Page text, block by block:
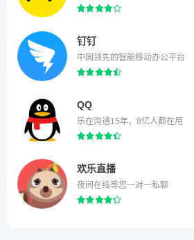
钉钉
中国领先的智能移动办公平台
QQ
乐在沟通15年，8亿人都在用
欢乐直播
夜间在线等您一对一私聊